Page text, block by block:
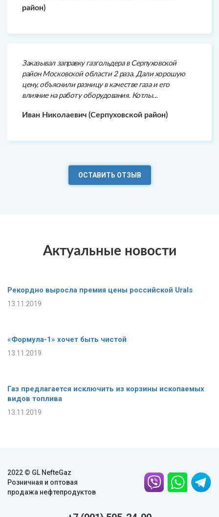
район)
Заказывал заправку газгольдера в Серпуховской
район Московской области 2 раза. Дали хорошую
цену, объяснили разницу в качестве газа и его
влияние на работу оборудования. Котлы...
Иван Николаевич (Серпуховской район)
ОСТАВИТЬ ОТЗЫВ
Актуальные новости
Рекордно выросла премия цены российской Urals
13.11.2019
«Формула-1» хочет быть чистой
13.11.2019
Газ предлагается исключить из корзины ископаемых
видов топлива
13.11.2019
2022 © GL NefteGaz
Розничная и оптовая
продажа нефтепродуктов